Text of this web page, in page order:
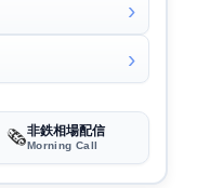
🗞️非鉄相場配信
Morning Call